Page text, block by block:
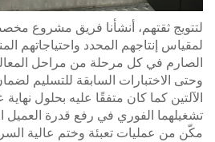
لتتويج ثقتهم، أنشأنا فريق مشروع
لمقياس إنتاجهم المحدد واحتياجاتهم
الصارم في كل مرحلة من مراحل
وحتى الاختبارات السابقة للتسليم
تشغيلهما الفوري في رفع قدرة العميل
مكّن من عمليات تعبئة وختم عالية